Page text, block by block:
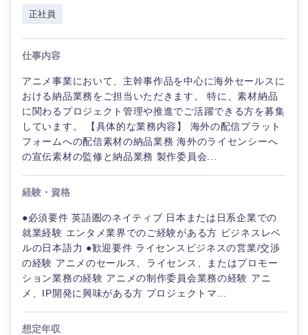
正社員
仕事内容
アニメ事業において、主幹事作品を中心に海外セールスに
おける納品業務をご担当いただきます。 特に、素材納品
に関わるプロジェクト管理や推進でご活躍できる方を募集
しています。 【具体的な業務内容】 海外の配信プラット
フォームへの配信素材の納品業務 海外のライセンシーへ
の宣伝素材の監修と納品業務 製作委員会...
経験・資格
●必須要件 英語圏のネイティブ 日本または日系企業での
就業経験 エンタメ業界でのご経験がある方 ビジネスレベ
ルの日本語力 ●歓迎要件 ライセンスビジネスの営業/交渉
の経験 アニメのセールス、ライセンス、またはプロモー
ション業務の経験 アニメの制作委員会業務の経験 アニ
メ、IP開発に興味がある方 プロジェクトマ...
想定年収